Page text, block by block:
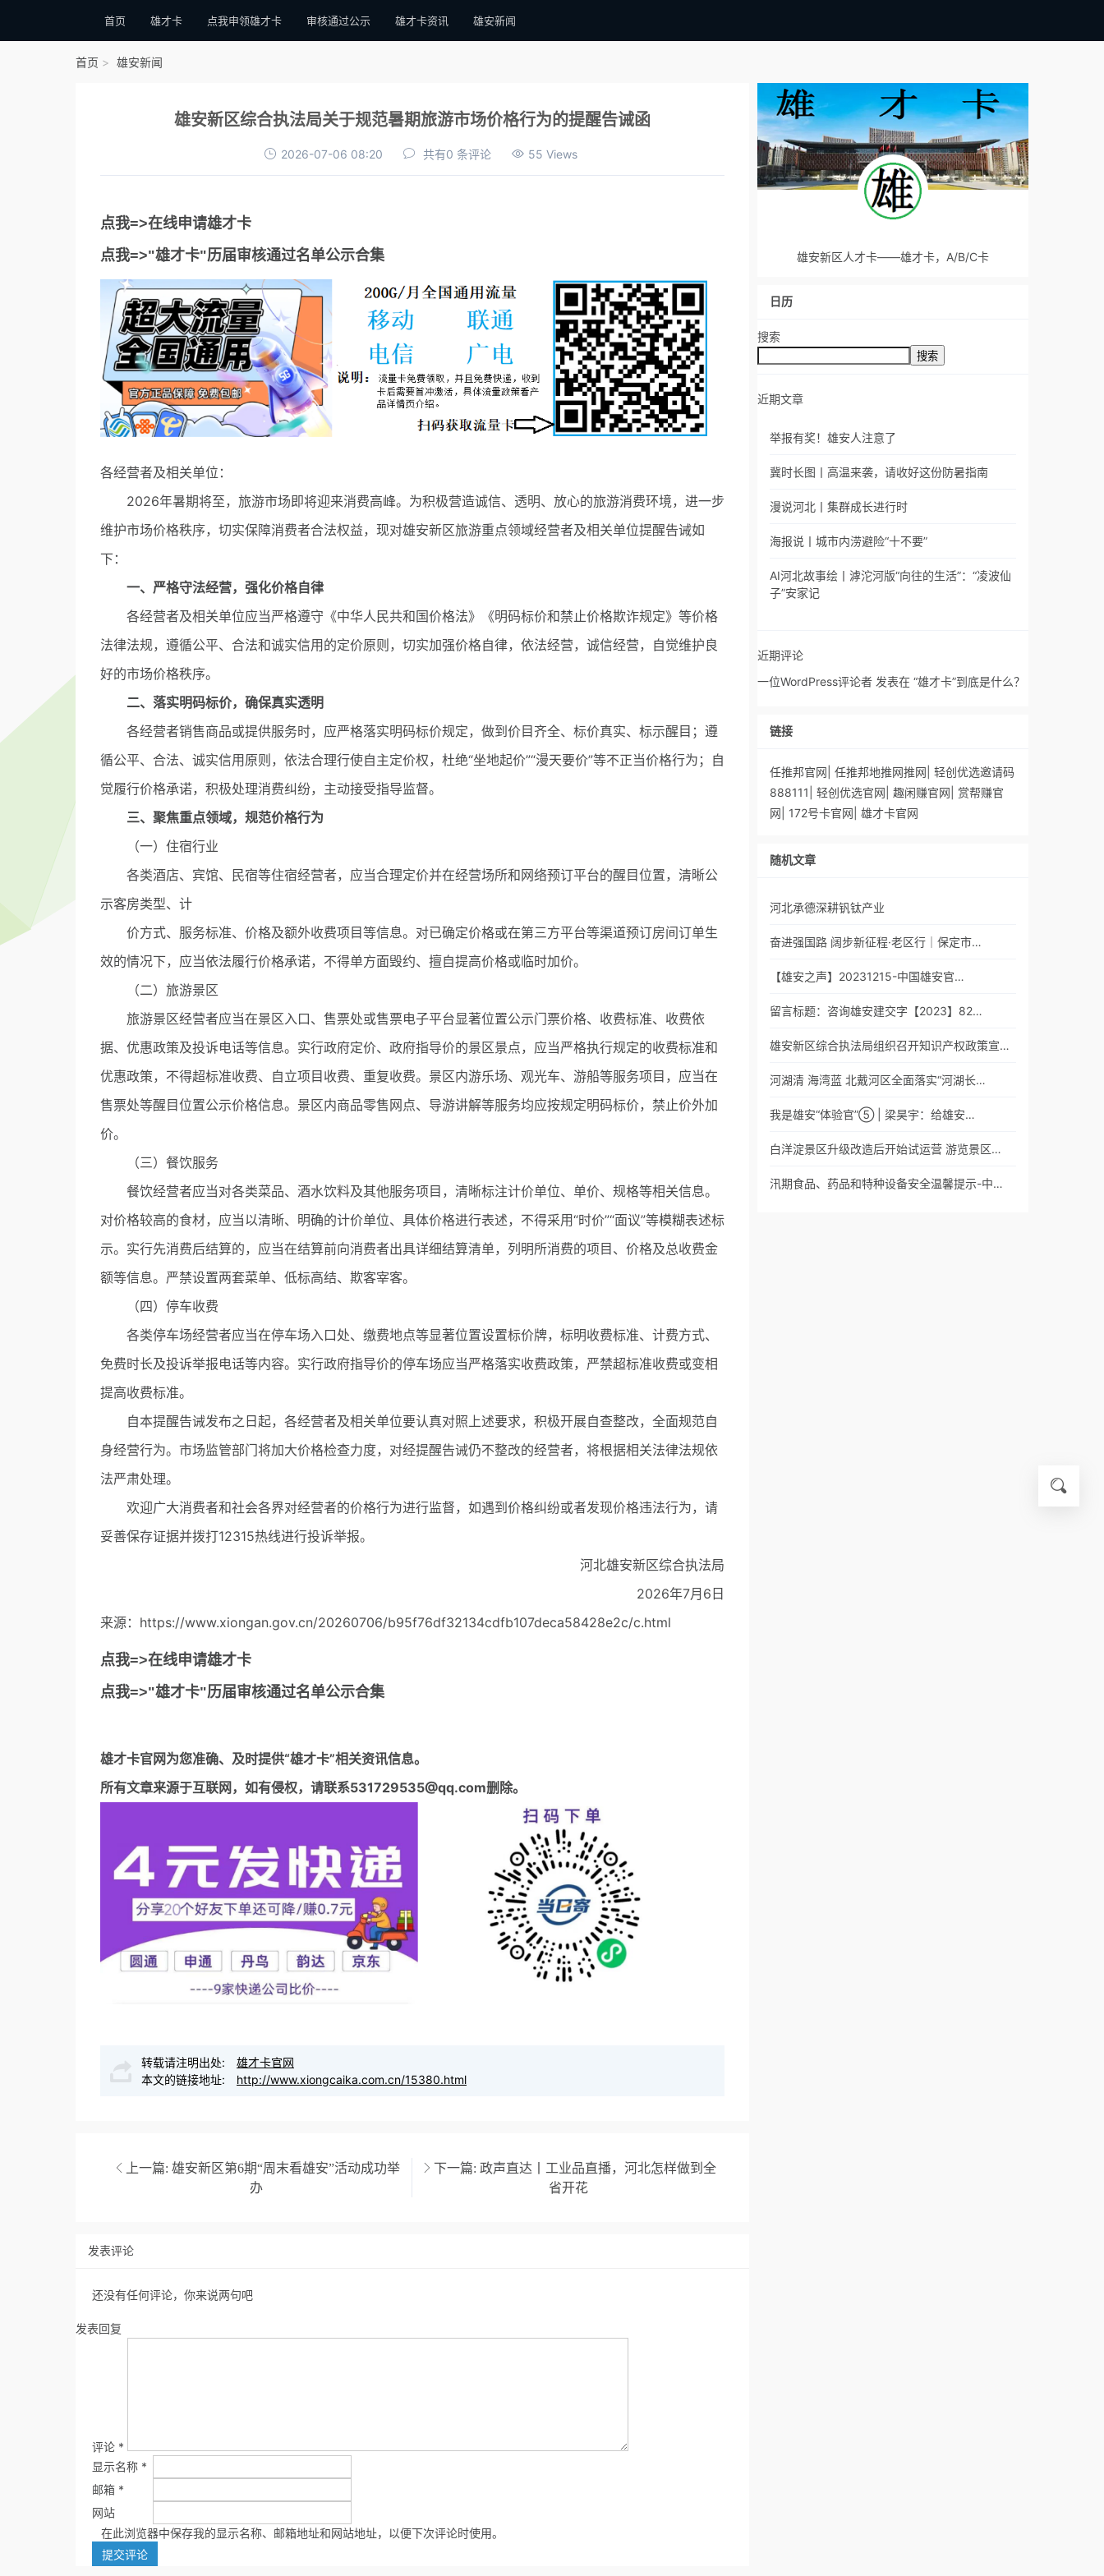
首页 雄才卡 点我申领雄才卡 审核通过公示 雄才卡资讯 雄安新闻
首页 雄安新闻
雄安新区综合执法局关于规范暑期旅游市场价格行为的提醒告诫函
2026-07-06 08:20 共有0 条评论 55 Views
点我=>在线申请雄才卡
点我=>"雄才卡"历届审核通过名单公示合集
各经营者及相关单位：
2026年暑期将至，旅游市场即将迎来消费高峰。为积极营造诚信、透明、放心的旅游消费环境，进一步
维护市场价格秩序，切实保障消费者合法权益，现对雄安新区旅游重点领域经营者及相关单位提醒告诫如
下：
一、严格守法经营，强化价格自律
各经营者及相关单位应当严格遵守《中华人民共和国价格法》《明码标价和禁止价格欺诈规定》等价格
法律法规，遵循公平、合法和诚实信用的定价原则，切实加强价格自律，依法经营，诚信经营，自觉维护良
好的市场价格秩序。
二、落实明码标价，确保真实透明
各经营者销售商品或提供服务时，应严格落实明码标价规定，做到价目齐全、标价真实、标示醒目；遵
循公平、合法、诚实信用原则，依法合理行使自主定价权，杜绝“坐地起价”“漫天要价”等不正当价格行为；自
觉履行价格承诺，积极处理消费纠纷，主动接受指导监督。
三、聚焦重点领域，规范价格行为
（一）住宿行业
各类酒店、宾馆、民宿等住宿经营者，应当合理定价并在经营场所和网络预订平台的醒目位置，清晰公
示客房类型、计
价方式、服务标准、价格及额外收费项目等信息。对已确定价格或在第三方平台等渠道预订房间订单生
效的情况下，应当依法履行价格承诺，不得单方面毁约、擅自提高价格或临时加价。
（二）旅游景区
旅游景区经营者应当在景区入口、售票处或售票电子平台显著位置公示门票价格、收费标准、收费依
据、优惠政策及投诉电话等信息。实行政府定价、政府指导价的景区景点，应当严格执行规定的收费标准和
优惠政策，不得超标准收费、自立项目收费、重复收费。景区内游乐场、观光车、游船等服务项目，应当在
售票处等醒目位置公示价格信息。景区内商品零售网点、导游讲解等服务均应按规定明码标价，禁止价外加
价。
（三）餐饮服务
餐饮经营者应当对各类菜品、酒水饮料及其他服务项目，清晰标注计价单位、单价、规格等相关信息。
对价格较高的食材，应当以清晰、明确的计价单位、具体价格进行表述，不得采用“时价”“面议”等模糊表述标
示。实行先消费后结算的，应当在结算前向消费者出具详细结算清单，列明所消费的项目、价格及总收费金
额等信息。严禁设置两套菜单、低标高结、欺客宰客。
（四）停车收费
各类停车场经营者应当在停车场入口处、缴费地点等显著位置设置标价牌，标明收费标准、计费方式、
免费时长及投诉举报电话等内容。实行政府指导价的停车场应当严格落实收费政策，严禁超标准收费或变相
提高收费标准。
自本提醒告诫发布之日起，各经营者及相关单位要认真对照上述要求，积极开展自查整改，全面规范自
身经营行为。市场监管部门将加大价格检查力度，对经提醒告诫仍不整改的经营者，将根据相关法律法规依
法严肃处理。
欢迎广大消费者和社会各界对经营者的价格行为进行监督，如遇到价格纠纷或者发现价格违法行为，请
妥善保存证据并拨打12315热线进行投诉举报。
河北雄安新区综合执法局
2026年7月6日
来源：https://www.xiongan.gov.cn/20260706/b95f76df32134cdfb107deca58428e2c/c.html
点我=>在线申请雄才卡
点我=>"雄才卡"历届审核通过名单公示合集
雄才卡官网为您准确、及时提供“雄才卡”相关资讯信息。
所有文章来源于互联网，如有侵权，请联系531729535@qq.com删除。
转载请注明出处:
雄才卡官网
本文的链接地址:
http://www.xiongcaika.com.cn/15380.html
上一篇: 雄安新区第6期“周末看雄安”活动成功举
办
下一篇: 政声直达丨工业品直播，河北怎样做到全
省开花
发表评论
还没有任何评论，你来说两句吧
发表回复
评论 *
显示名称 *
邮箱 *
网站
在此浏览器中保存我的显示名称、邮箱地址和网站地址，以便下次评论时使用。
雄安新区人才卡——雄才卡，A/B/C卡
日历
搜索
搜索
近期文章
举报有奖！雄安人注意了
冀时长图丨高温来袭，请收好这份防暑指南
漫说河北丨集群成长进行时
海报说丨城市内涝避险“十不要”
AI河北故事绘丨滹沱河版“向往的生活”：“凌波仙
子”安家记
近期评论
一位WordPress评论者 发表在 “雄才卡”到底是什么？
链接
任推邦官网 任推邦地推网推网 轻创优选邀请码
888111
轻创优选官网 趣闲赚官网
赏帮赚官
网
172号卡官网 雄才卡官网
随机文章
河北承德深耕钒钛产业
奋进强国路 阔步新征程·老区行｜​保定市…
【雄安之声】20231215-中国雄安官…
留言标题：咨询雄安建交字【2023】82…
雄安新区综合执法局组织召开知识产权政策宣…
河湖清 海湾蓝 北戴河区全面落实“河湖长…
我是雄安“体验官”⑤ | 梁昊宇：给雄安…
白洋淀景区升级改造后开始试运营 游览景区…
汛期食品、药品和特种设备安全温馨提示-中…